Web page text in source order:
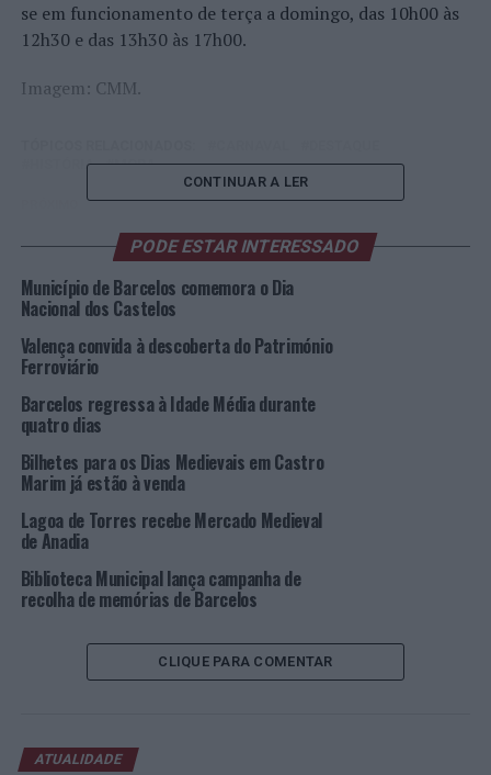
se em funcionamento de terça a domingo, das 10h00 às
12h30 e das 13h30 às 17h00.
Imagem: CMM.
HISTÓRIA
MORA
Barcelos: Vias que sofreram obras com circulação
restabelecida
NÃO PERCA
Distrito de Aveiro: PSP faz cinco detenções entre 05 e
CONTINUAR A LER
PODE ESTAR INTERESSADO
Município de Barcelos comemora o Dia
Nacional dos Castelos
Valença convida à descoberta do Património
Ferroviário
Barcelos regressa à Idade Média durante
quatro dias
Bilhetes para os Dias Medievais em Castro
Marim já estão à venda
Lagoa de Torres recebe Mercado Medieval
de Anadia
Biblioteca Municipal lança campanha de
recolha de memórias de Barcelos
CLIQUE PARA COMENTAR
ATUALIDADE